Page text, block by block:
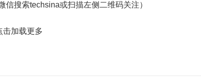
信搜索techsina或扫描左侧二维码关注）
击加载更多